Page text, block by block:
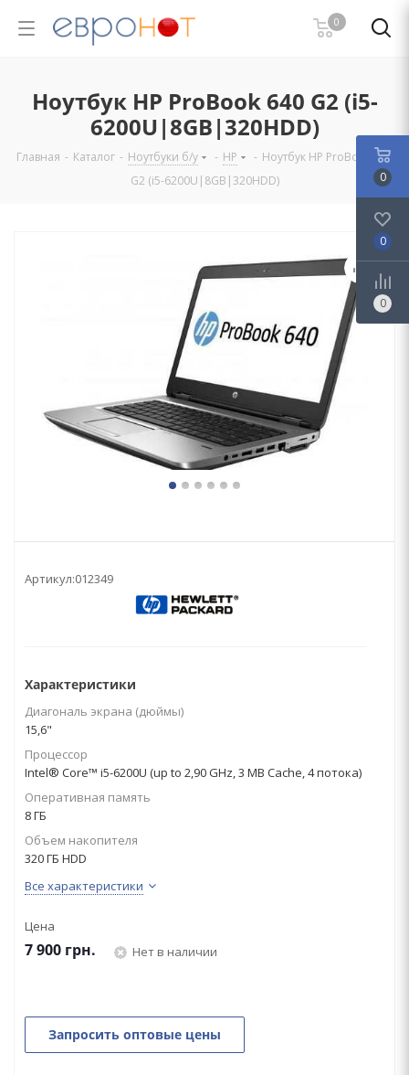
0
Ноутбук HP ProBook 640 G2 (i5-
6200U|8GB|320HDD)
Главная - Каталог - Ноутбуки б/у - HP - Ноутбук HP ProBook 640
G2 (i5-6200U|8GB|320HDD)
Артикул:012349
Характеристики
Диагональ экрана (дюймы)
15,6"
Процессор
Intel® Core™ i5-6200U (up to 2,90 GHz, 3 MB Cache, 4 потока)
Оперативная память
8 ГБ
Объем накопителя
320 ГБ HDD
Все характеристики
Цена
7 900 грн. Нет в наличии
Запросить оптовые цены
0
0
0